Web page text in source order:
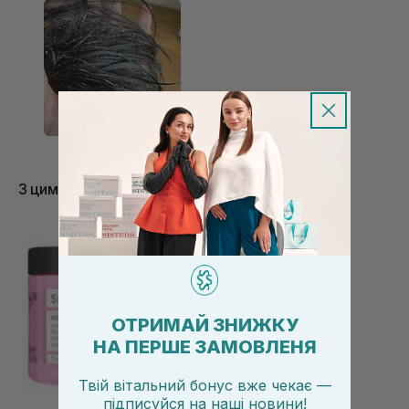
волосинка ніби ущільнюється. Запах приємний,
парфумований, але в мене на волоссі не
тримається.
З цим товаром купують
ОТРИМАЙ ЗНИЖКУ
НА ПЕРШЕ ЗАМОВЛЕНЯ
Твій вітальний бонус вже чекає —
підписуйся на наші новини!